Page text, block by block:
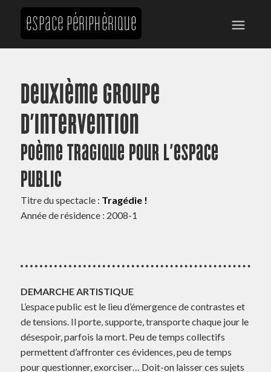
Deuxième Groupe
d’Intervention
Poème tragique pour l’espace
public
Titre du spectacle : Tragédie !
Année de résidence : 2008-1
DEMARCHE ARTISTIQUE
L’espace public est le lieu d’émergence de contrastes et
de tensions. Il porte, supporte, transporte chaque jour le
désespoir, parfois la mort. Peu de temps collectifs
permettent d’affronter ces évidences, peu de temps
pour questionner, exorciser… Doit-on laisser ces sujets